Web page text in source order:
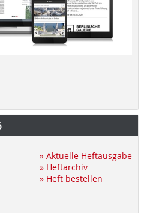
» Aktuelle Heftausgabe
» Heftarchiv
» Heft bestellen